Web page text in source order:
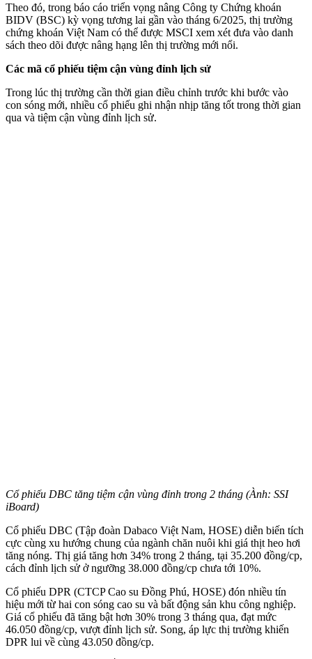
Theo đó, trong báo cáo triển vọng nâng Công ty Chứng khoán
BIDV (BSC) kỳ vọng tương lai gần vào tháng 6/2025, thị trường
chứng khoán Việt Nam có thể được MSCI xem xét đưa vào danh
sách theo dõi được nâng hạng lên thị trường mới nổi.
Các mã cổ phiếu tiệm cận vùng đỉnh lịch sử
Trong lúc thị trường cần thời gian điều chỉnh trước khi bước vào
con sóng mới, nhiều cổ phiếu ghi nhận nhịp tăng tốt trong thời gian
qua và tiệm cận vùng đỉnh lịch sử.
Cổ phiếu DBC tăng tiệm cận vùng đỉnh trong 2 tháng (Ành: SSI
iBoard)
Cổ phiếu DBC (Tập đoàn Dabaco Việt Nam, HOSE) diễn biến tích
cực cùng xu hướng chung của ngành chăn nuôi khi giá thịt heo hơi
tăng nóng. Thị giá tăng hơn 34% trong 2 tháng, tại 35.200 đồng/cp,
cách đỉnh lịch sử ở ngưỡng 38.000 đồng/cp chưa tới 10%.
Cổ phiếu DPR (CTCP Cao su Đồng Phú, HOSE) đón nhiều tín
hiệu mới từ hai con sóng cao su và bất động sản khu công nghiệp.
Giá cổ phiếu đã tăng bật hơn 30% trong 3 tháng qua, đạt mức
46.050 đồng/cp, vượt đỉnh lịch sử. Song, áp lực thị trường khiến
DPR lui về cùng 43.050 đồng/cp.